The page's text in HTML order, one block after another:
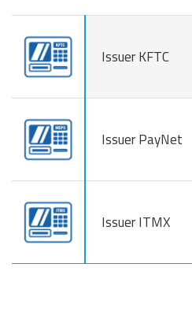
Issuer KFTC
Issuer PayNet
Issuer ITMX